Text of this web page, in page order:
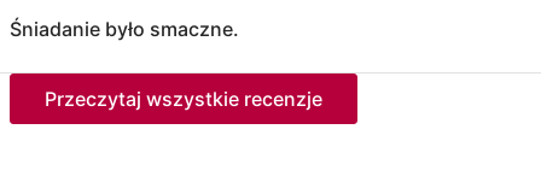
Śniadanie było smaczne.
Przeczytaj wszystkie recenzje